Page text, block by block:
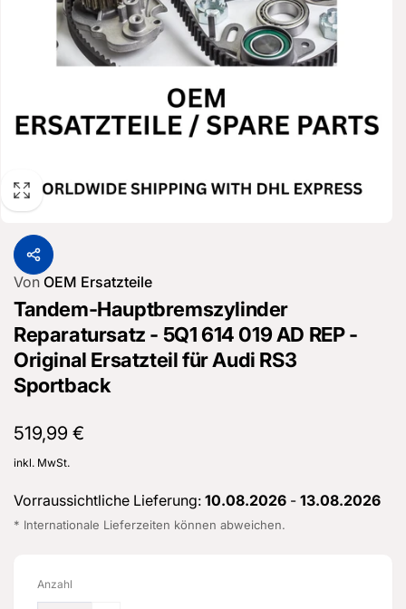
Von OEM Ersatzteile
Tandem-Hauptbremszylinder
Reparatursatz - 5Q1 614 019 AD REP -
Original Ersatzteil für Audi RS3
Sportback
Normaler
Preis
519,99 €
inkl. MwSt.
Vorraussichtliche Lieferung: 10.08.2026 - 13.08.2026
* Internationale Lieferzeiten können abweichen.
Anzahl